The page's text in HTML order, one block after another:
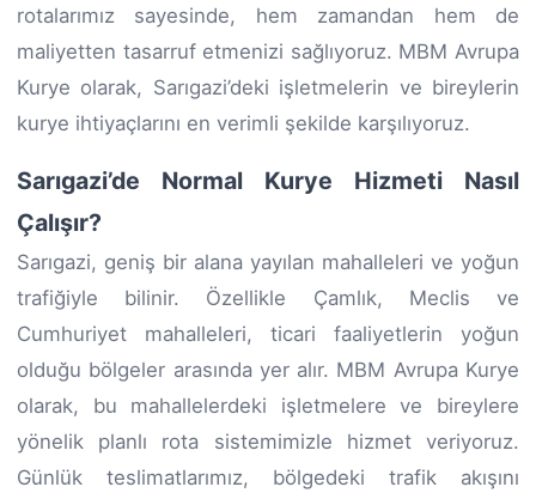
rotalarımız sayesinde, hem zamandan hem de
maliyetten tasarruf etmenizi sağlıyoruz. MBM Avrupa
Kurye olarak, Sarıgazi’deki işletmelerin ve bireylerin
kurye ihtiyaçlarını en verimli şekilde karşılıyoruz.
Sarıgazi’de Normal Kurye Hizmeti Nasıl
Çalışır?
Sarıgazi, geniş bir alana yayılan mahalleleri ve yoğun
trafiğiyle bilinir. Özellikle Çamlık, Meclis ve
Cumhuriyet mahalleleri, ticari faaliyetlerin yoğun
olduğu bölgeler arasında yer alır. MBM Avrupa Kurye
olarak, bu mahallelerdeki işletmelere ve bireylere
yönelik planlı rota sistemimizle hizmet veriyoruz.
Günlük teslimatlarımız, bölgedeki trafik akışını